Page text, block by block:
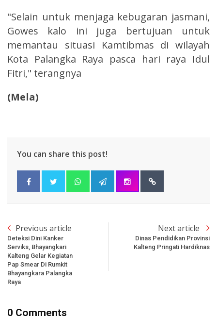
"Selain untuk menjaga kebugaran jasmani,
Gowes kalo ini juga bertujuan untuk
memantau situasi Kamtibmas di wilayah
Kota Palangka Raya pasca hari raya Idul
Fitri," terangnya
(Mela)
You can share this post!
Previous article
Deteksi Dini Kanker
Serviks, Bhayangkari
Kalteng Gelar Kegiatan
Pap Smear Di Rumkit
Bhayangkara Palangka
Raya
Next article
Dinas Pendidikan Provinsi
Kalteng Pringati Hardiknas
0 Comments